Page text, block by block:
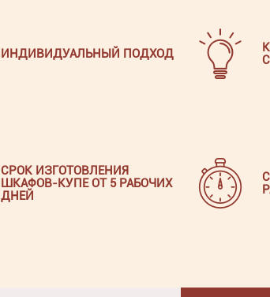
ИНДИВИДУАЛЬНЫЙ ПОДХОД
СРОК ИЗГОТОВЛЕНИЯ
ШКАФОВ-КУПЕ ОТ 5 РАБОЧИХ
ДНЕЙ